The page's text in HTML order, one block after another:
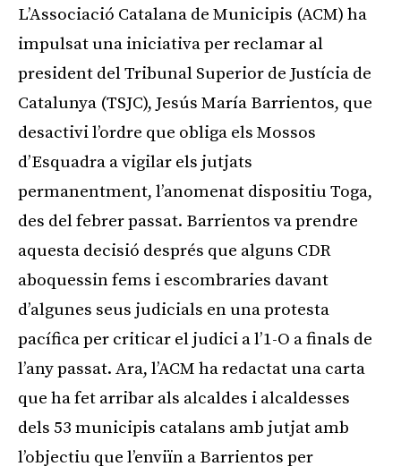
L’Associació Catalana de Municipis (ACM) ha
impulsat una iniciativa per reclamar al
president del Tribunal Superior de Justícia de
Catalunya (TSJC), Jesús María Barrientos, que
desactivi l’ordre que obliga els Mossos
d’Esquadra a vigilar els jutjats
permanentment, l’anomenat dispositiu Toga,
des del febrer passat. Barrientos va prendre
aquesta decisió després que alguns CDR
aboquessin fems i escombraries davant
d’algunes seus judicials en una protesta
pacífica per criticar el judici a l’1-O a finals de
l’any passat. Ara, l’ACM ha redactat una carta
que ha fet arribar als alcaldes i alcaldesses
dels 53 municipis catalans amb jutjat amb
l’objectiu que l’enviïn a Barrientos per